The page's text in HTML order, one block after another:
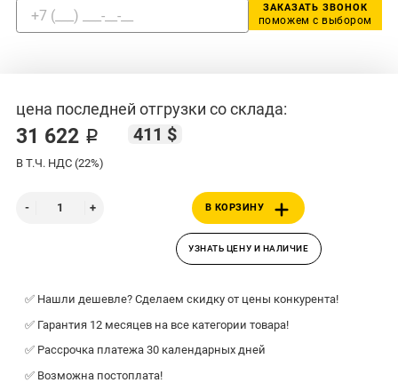
ЗАКАЗАТЬ ЗВОНОК
поможем с выбором
цена последней отгрузки со склада:
31 622 ₽ 411 $
В Т.Ч. НДС (22%)
В КОРЗИНУ
УЗНАТЬ ЦЕНУ И НАЛИЧИЕ
✅ Нашли дешевле? Сделаем скидку от цены конкурента!
✅ Гарантия 12 месяцев на все категории товара!
✅ Рассрочка платежа 30 календарных дней
✅ Возможна постоплата!